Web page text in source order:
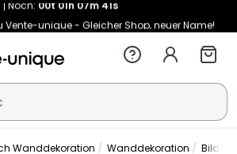
ENJOY10auf Vente-unique-Produkte
Noch:
Wanddekoration Wanddekoration Bild